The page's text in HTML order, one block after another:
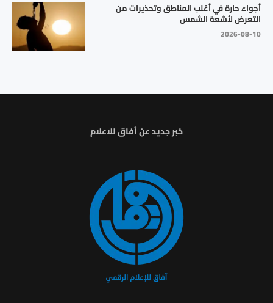
أجواء حارة في أغلب المناطق وتحذيرات من
التعرض لأشعة الشمس
2026-08-10
خبر جديد عن أفاق للاعلام